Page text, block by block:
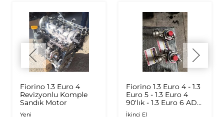
Fiorino 1.3 Euro 4
Revizyonlu Komple
Sandık Motor
Yeni
Fiorino 1.3 Euro 4 - 1.3
Euro 5 - 1.3 Euro 4
90'lık - 1.3 Euro 6 AD
Plus 1.6 Multijet - 1.9
İkinci El